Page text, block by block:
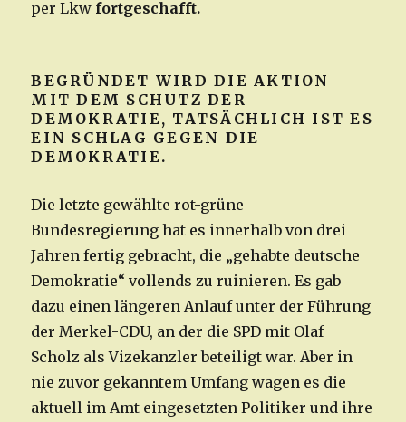
per Lkw fortgeschafft.
BEGRÜNDET WIRD DIE AKTION
MIT DEM SCHUTZ DER
DEMOKRATIE, TATSÄCHLICH IST ES
EIN SCHLAG GEGEN DIE
DEMOKRATIE.
Die letzte gewählte rot-grüne
Bundesregierung hat es innerhalb von drei
Jahren fertig gebracht, die „gehabte deutsche
Demokratie“ vollends zu ruinieren. Es gab
dazu einen längeren Anlauf unter der Führung
der Merkel-CDU, an der die SPD mit Olaf
Scholz als Vizekanzler beteiligt war. Aber in
nie zuvor gekanntem Umfang wagen es die
aktuell im Amt eingesetzten Politiker und ihre